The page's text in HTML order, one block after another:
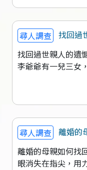
尋人調查 找回過
找回過世親人的遺
李爺爺有一兒三女
尋人調查 離婚的
離婚的母親如何找
眼消失在指尖，用